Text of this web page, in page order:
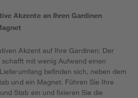
Akzente an Ihren Gardinen
Akzent auf Ihre Gardinen: Der
mit wenig Aufwand einen
befinden sich, neben dem
und ein Magnet. Führen Sie Ihre
Stab ein und fixieren Sie die